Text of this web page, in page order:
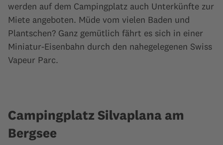
werden auf dem Campingplatz auch Unterkünfte zur
Miete angeboten. Müde vom vielen Baden und
Plantschen? Ganz gemütlich fährt es sich in einer
Miniatur-Eisenbahn durch den nahegelegenen Swiss
Vapeur Parc.
Campingplatz Silvaplana am
Bergsee